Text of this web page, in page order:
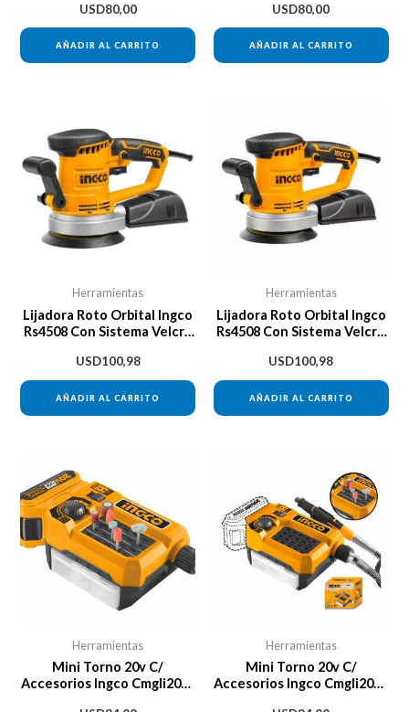
USD80,00
AÑADIR AL CARRITO
USD80,00
AÑADIR AL CARRITO
Herramientas
Lijadora Roto Orbital Ingco
Rs4508 Con Sistema Velcro
USD100,98
AÑADIR AL CARRITO
Herramientas
Lijadora Roto Orbital Ingco
Rs4508 Con Sistema Velcro
Hz/60 Hz
USD100,98
AÑADIR AL CARRITO
Herramientas
Mini Torno 20v C/
Accesorios Ingco Cmgli2001
Herramientas
Mini Torno 20v C/
Accesorios Ingco Cmgli2001